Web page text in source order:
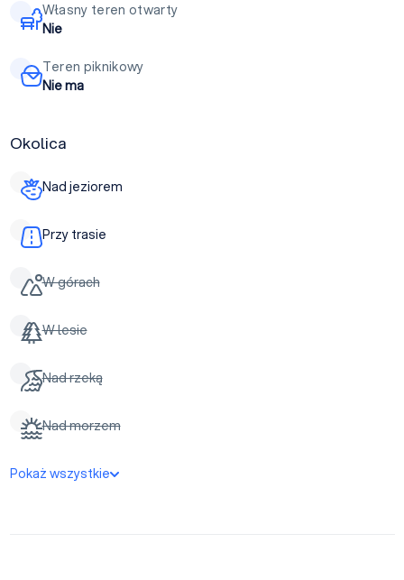
Własny teren otwarty
Nie
Teren piknikowy
Nie ma
Okolica
Nad jeziorem
Przy trasie
W górach
W lesie
Nad rzeką
Nad morzem
Pokaż wszystkie